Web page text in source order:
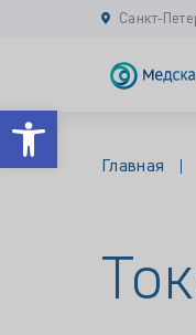
Открыть панель
Санкт-
Главная